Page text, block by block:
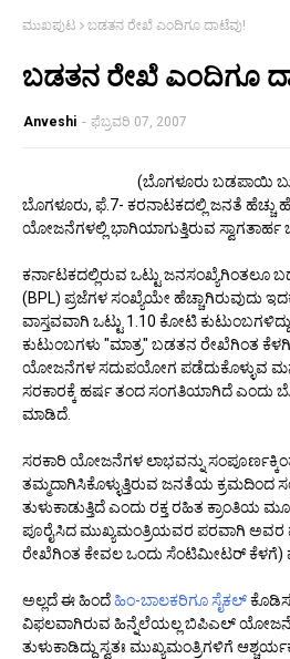
ಮುಖಪುಟ ಬಡತನ ರೇಖೆ ಎಂದಿಗೂ ದಾಟೆವು!
ಬಡತನ ರೇಖೆ ಎಂದಿಗೂ
Anveshi - ಫೆಬ್ರವರಿ 07, 2007
(ಬೊಗಳೂರು ಬಡಪಾಯಿ
ಬೊಗಳೂರು, ಫೆ.7- ಕರನಾಟಕದಲ್ಲಿ ಜನತೆ ಹೆಚ್ಚು
ಯೋಜನೆಗಳಲ್ಲಿ ಭಾಗಿಯಾಗುತ್ತಿರುವ
ಕರ್ನಾಟಕದಲ್ಲಿರುವ ಒಟ್ಟು ಜನಸಂಖ್ಯೆಗಿಂತಲೂ
(BPL) ಪ್ರಜೆಗಳ ಸಂಖ್ಯೆಯೇ ಹೆಚ್ಚಾಗಿರುವುದು
ವಾಸ್ತವವಾಗಿ ಒಟ್ಟು 1.10 ಕೋಟಿ
ಕುಟುಂಬಗಳು "ಮಾತ್ರ" ಬಡತನ ರೇಖೆಗಿಂತ
ಯೋಜನೆಗಳ ಸದುಪಯೋಗ ಪಡೆದುಕೊಳ್ಳುವ
ಸರಕಾರಕ್ಕೆ ಹರ್ಷ ತಂದ ಸಂಗತಿಯಾಗಿದೆ ಎಂದು
ಮಾಡಿದೆ.
ಸರಕಾರಿ ಯೋಜನೆಗಳ ಲಾಭವನ್ನು
ತಮ್ಮದಾಗಿಸಿಕೊಳ್ಳುತ್ತಿರುವ ಜನತೆಯ ಕ್ರಮದಿಂದ
ತುಳುಕಾಡುತ್ತಿದೆ ಎಂದು ರಕ್ತ ರಹಿತ ಕ್ರಾಂತಿಯ
ಪೂರೈಸಿದ ಮುಖ್ಯಮಂತ್ರಿಯವರ ಪರವಾಗಿ
ರೇಖೆಗಿಂತ ಕೇವಲ ಒಂದು ಸೆಂಟಿಮೀಟರ್ ಕೆಳಗೆ)
ಅಲ್ಲದೆ ಈ ಹಿಂದೆಹಿಂ-ಬಾಲಕರಿಗೂ ಸೈಕಲ್
ವಿಫಲವಾಗಿರುವ ಹಿನ್ನೆಲೆಯಲ್ಲ ಬಿಪಿಎಲ್
ತುಳುಕಾಡಿದ್ದು ಸ್ವತಃ ಮುಖ್ಯಮಂತ್ರಿಗಳಿಗೆ